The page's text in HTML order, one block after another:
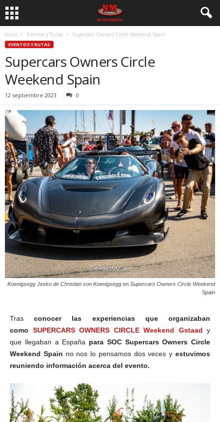
Inicio Eventos y Rutas Supercars Owners Circle Weekend Spain
EVENTOS Y RUTAS
Supercars Owners Circle
Weekend Spain
12 septiembre 2023 0
Koenigsegg Jesko de Christian von Koenigsegg en Supercars Owners Circle Weekend
Spain
Trasconocer las experiencias que organizaban
como SUPERCARS OWNERS CIRCLE Weekend Gstaad y
que llegaban a España para SOC Supercars Owners Circle
Weekend Spain no nos lo pensamos dos veces yestuvimos
reuniendo información acerca del evento.